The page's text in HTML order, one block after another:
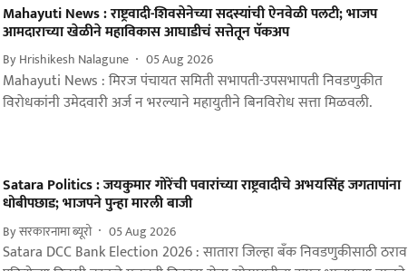
Mahayuti News : राष्ट्रवादी-शिवसेनेच्या सदस्यांची ऐनवेळी पलटी; भाजप
आमदाराच्या खेळीने महाविकास आघाडीचं सत्तेतून पॅकअप
By Hrishikesh Nalagune 05 Aug 2026
Mahayuti News : मिरज पंचायत समिती सभापती-उपसभापती निवडणुकीत
विरोधकांनी उमेदवारी अर्ज न भरल्याने महायुतीने बिनविरोध सत्ता मिळवली.
Satara Politics : जयकुमार गोरेंची पवारांच्या राष्ट्रवादीचे अभयसिंह जगतापांना
धोबीपछाड; भाजपने पुन्हा मारली बाजी
Byसरकारनामा ब्यूरो 05 Aug 2026
Satara DCC Bank Election 2026 : सातारा जिल्हा बँक निवडणुकीसाठी ठराव